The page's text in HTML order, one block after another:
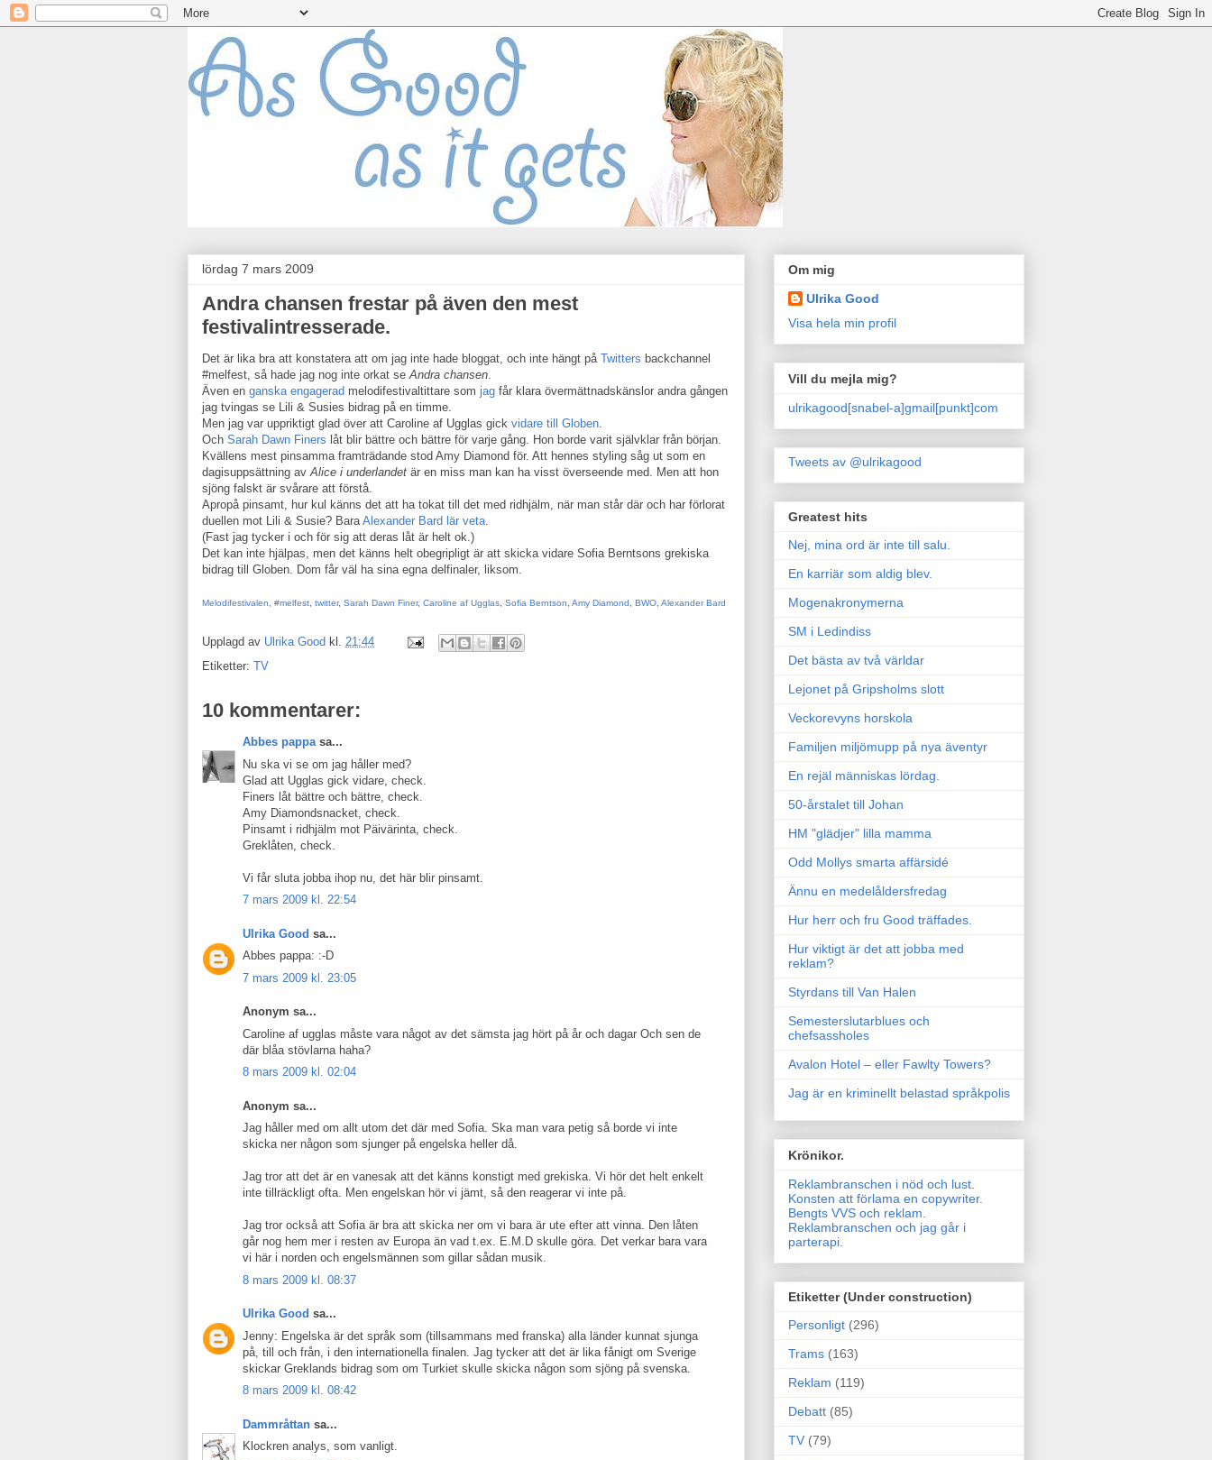
lördag 7 mars 2009
Andra chansen frestar på även den mest
festivalintresserade.
Det är lika bra att konstatera att om jag inte hade bloggat, och inte hängt på Twitters backchannel
#melfest, så hade jag nog inte orkat seAndra chansen.
Även en ganska engagerad melodifestivaltittare som jag får klara övermättnadskänslor andra gången
jag tvingas se Lili & Susies bidrag på en timme.
Men jag var uppriktigt glad över att Caroline af Ugglas gick vidare till Globen.
Och Sarah Dawn Finers låt blir bättre och bättre för varje gång. Hon borde varit självklar från början.
Kvällens mest pinsamma framträdande stod Amy Diamond för. Att hennes styling såg ut som en
dagisuppsättning avAlice i underlandet är en miss man kan ha visst överseende med. Men att hon
sjöng falskt är svårare att förstå.
Apropå pinsamt, hur kul känns det att ha tokat till det med ridhjälm, när man står där och har förlorat
duellen mot Lili & Susie? BaraAlexander Bard lär veta.
(Fast jag tycker i och för sig att deras låt är helt ok.)
Det kan inte hjälpas, men det känns helt obegripligt är att skicka vidare Sofia Berntsons grekiska
bidrag till Globen. Dom får väl ha sina egna delfinaler, liksom.
Melodifestivalen #melfest twitter, Sarah Dawn Finer, Caroline af Ugglas Sofia Berntson Amy Diamond BWO Alexander Bard
Upplagd av Ulrika Good kl. 21:44
Etiketter: TV
10 kommentarer:
Abbes pappasa...
Nu ska vi se om jag håller med?
Glad att Ugglas gick vidare, check.
Finers låt bättre och bättre, check.
Amy Diamondsnacket, check.
Pinsamt i ridhjälm mot Päivärinta, check.
Greklåten, check.
Vi får sluta jobba ihop nu, det här blir pinsamt.
7 mars 2009 kl. 22:54
Ulrika Good sa...
Abbes pappa: :-D
7 mars 2009 kl. 23:05
Anonym sa...
Caroline af ugglas måste vara något av det sämsta jag hört på år och dagar Och sen de
där blåa stövlarna haha?
8 mars 2009 kl. 02:04
Anonym sa...
Jag håller med om allt utom det där med Sofia. Ska man vara petig så borde vi inte
skicka ner någon som sjunger på engelska heller då.
Jag tror att det är en vanesak att det känns konstigt med grekiska. Vi hör det helt enkelt
inte tillräckligt ofta. Men engelskan hör vi jämt, så den reagerar vi inte på.
Jag tror också att Sofia är bra att skicka ner om vi bara är ute efter att vinna. Den låten
går nog hem mer i resten av Europa än vad t.ex. E.M.D skulle göra. Det verkar bara vara
vi här i norden och engelsmännen som gillar sådan musik.
8 mars 2009 kl. 08:37
Ulrika Good sa...
Jenny: Engelska är det språk som (tillsammans med franska) alla länder kunnat sjunga
på, till och från, i den internationella finalen. Jag tycker att det är lika fånigt om Sverige
skickar Greklands bidrag som om Turkiet skulle skicka någon som sjöng på svenska.
8 mars 2009 kl. 08:42
Dammråttan sa...
Klockren analys, som vanligt.
Om mig
Ulrika Good
Visa hela min profil
Vill du mejla mig?
ulrikagood[snabel-a]gmail[punkt]com
Tweets av @ulrikagood
Greatest hits
Nej, mina ord är inte till salu.
En karriär som aldig blev.
Mogenakronymerna
SM i Ledindiss
Det bästa av två världar
Lejonet på Gripsholms slott
Veckorevyns horskola
Familjen miljömupp på nya äventyr
En rejäl människas lördag.
50-årstalet till Johan
HM "glädjer" lilla mamma
Odd Mollys smarta affärsidé
Ännu en medelåldersfredag
Hur herr och fru Good träffades.
Hur viktigt är det att jobba med
reklam?
Styrdans till Van Halen
Semesterslutarblues och
chefsassholes
Avalon Hotel – eller Fawlty Towers?
Jag är en kriminellt belastad språkpolis
Krönikor.
Reklambranschen i nöd och lust.
Konsten att förlama en copywriter.
Bengts VVS och reklam.
Reklambranschen och jag går i
parterapi.
Etiketter (Under construction)
Personligt (296)
Trams (163)
Reklam (119)
Debatt (85)
TV (79)